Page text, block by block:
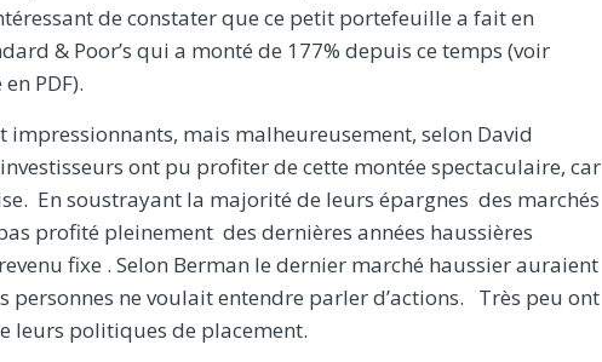
de constater que ce petit portefeuille a fait en
& Poor’s qui a monté de 177% depuis ce temps (voir
PDF).
impressionnants, mais malheureusement, selon David
ont pu profiter de cette montée spectaculaire, car
En soustrayant la majorité de leurs épargnes des marchés
profité pleinement des dernières années haussières
fixe . Selon Berman le dernier marché haussier auraient
personnes ne voulait entendre parler d’actions. Très peu ont
leurs politiques de placement.